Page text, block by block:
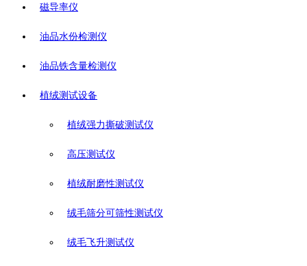
磁导率仪
油品水份检测仪
油品铁含量检测仪
植绒测试设备
植绒强力撕破测试仪
高压测试仪
植绒耐磨性测试仪
绒毛筛分可筛性测试仪
绒毛飞升测试仪